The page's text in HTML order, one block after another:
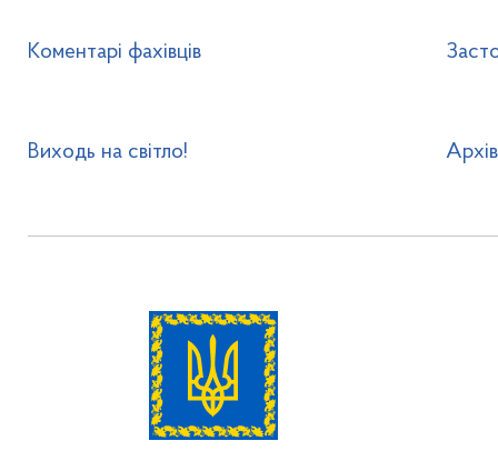
Коментарі фахівців
Виходь на світло! Архів